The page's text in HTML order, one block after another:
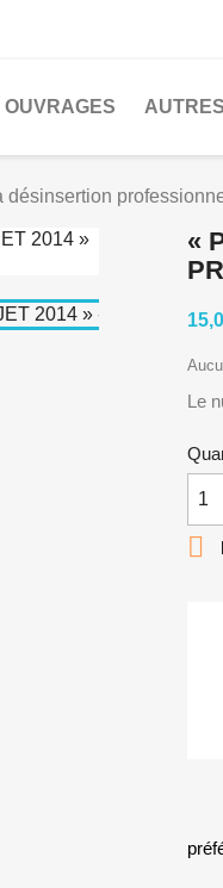
OUVRAGES
désinsertion
«
Le
